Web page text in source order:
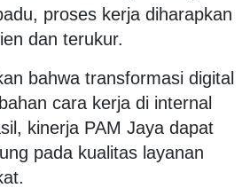
proses kerja diharapkan
dan terukur.
bahwa transformasi digital
cara kerja di internal
kinerja PAM Jaya dapat
pada kualitas layanan